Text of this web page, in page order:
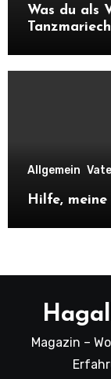
Was du als
Allgemein
Hilfe,
Magazin –